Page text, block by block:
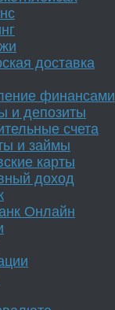
доставка
финансами
и депозиты
счета
и займы
карты
доход
Онлайн